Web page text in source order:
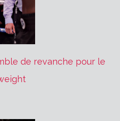
de revanche pour le